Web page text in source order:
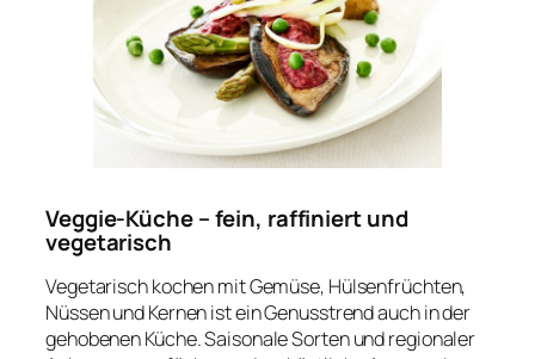
Veggie-Küche – fein, raffiniert und
vegetarisch
Vegetarisch kochen mit Gemüse, Hülsenfrüchten,
Nüssen und Kernen ist ein Genusstrend auch in der
gehobenen Küche. Saisonale Sorten und regionaler